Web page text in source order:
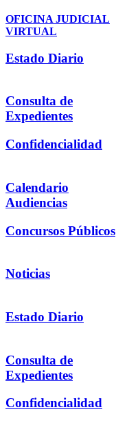
OFICINA JUDICIAL
VIRTUAL
Estado Diario
Consulta de
Expedientes
Confidencialidad
Calendario
Audiencias
Concursos Públicos
Noticias
Estado Diario
Consulta de
Expedientes
Confidencialidad